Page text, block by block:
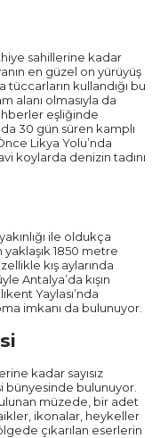
sahillerine kadar
en güzel on yürüyüş
kullandığı bu
alanı olmasıyla da
eşliğinde
30 gün süren kamplı
Likya Yolu’nda
koylarda denizin tadını
ile oldukça
1850 metre
kış aylarında
Antalya’da kışın
Yaylası’nda
imkanı da bulunuyor.
kadar sayısız
bünyesinde bulunuyor.
müzede, bir adet
ikonalar, heykeller
çıkarılan eserlerin